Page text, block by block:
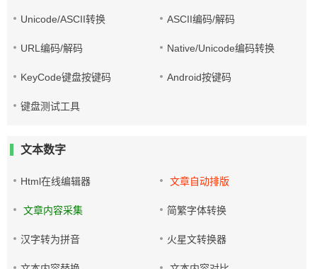
Unicode/ASCII转换 ASCII编码/解码
URL编码/解码 Native/Unicode编码转换
KeyCode键盘按键码 Android按键码
键盘测试工具
文本数字
Html在线编辑器 文章自动排版
文章内容采集 简繁字体转换
汉字转为拼音 火星文转换器